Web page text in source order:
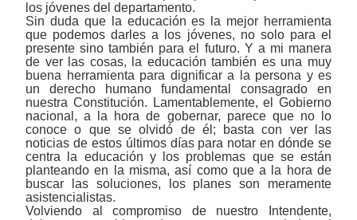
los jóvenes del departamento.
Sin duda que la educación es la mejor herramienta
que podemos darles a los jóvenes, no solo para el
presente sino también para el futuro. Y a mi manera
de ver las cosas, la educación también es una muy
buena herramienta para dignificar a la persona y es
un derecho humano fundamental consagrado en
nuestra Constitución. Lamentablemente, el Gobierno
nacional, a la hora de gobernar, parece que no lo
conoce o que se olvidó de él; basta con ver las
noticias de estos últimos días para notar en dónde se
centra la educación y los problemas que se están
planteando en la misma, así como que a la hora de
buscar las soluciones, los planes son meramente
asistencialistas.
Volviendo al compromiso de nuestro Intendente,